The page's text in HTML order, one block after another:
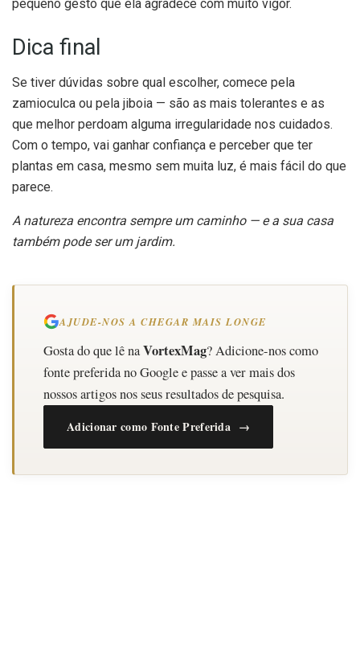
pequeno gesto que ela agradece com muito vigor.
Dica final
Se tiver dúvidas sobre qual escolher, comece pela
zamioculca ou pela jiboia — são as mais tolerantes e as
que melhor perdoam alguma irregularidade nos cuidados.
Com o tempo, vai ganhar confiança e perceber que ter
plantas em casa, mesmo sem muita luz, é mais fácil do que
parece.
A natureza encontra sempre um caminho — e a sua casa
também pode ser um jardim.
AJUDE-NOS A CHEGAR MAIS LONGE
Gosta do que lê naVortexMag? Adicione-nos como
fonte preferida no Google e passe a ver mais dos
nossos artigos nos seus resultados de pesquisa.
Adicionar como Fonte Preferida →